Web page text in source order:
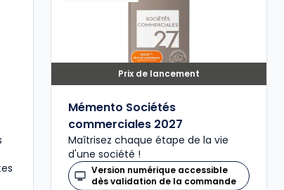
Prix de lancement
Mémento Sociétés
commerciales 2027
Maîtrisez chaque étape de la vie
d'une société !
Version numérique accessible
dès validation de la commande